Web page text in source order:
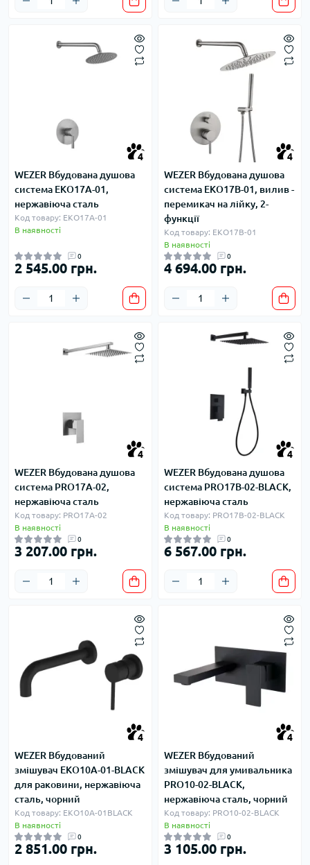
4
WEZER Вбудована душова
система EKO17A-01,
нержавіюча сталь
Код товару: EKO17A-01
В наявності
0
2 545.00 грн.
4
WEZER Вбудована душова
система EKO17В-01, вилив -
перемикач на лійку, 2-
функції
Код товару: EKO17В-01
В наявності
0
4 694.00 грн.
4
WEZER Вбудована душова
система PRO17A-02,
нержавіюча сталь
Код товару: PRO17A-02
В наявності
0
3 207.00 грн.
4
WEZER Вбудована душова
система PRO17B-02-BLACK,
нержавіюча сталь
Код товару: PRO17B-02-BLACK
В наявності
0
6 567.00 грн.
4
WEZER Вбудований
змішувач EKO10A-01-ВLACK
для раковини, нержавіюча
сталь, чорний
Код товару: EKO10A-01ВLACK
В наявності
0
2 851.00 грн.
4
WEZER Вбудований
змішувач для умивальника
PRO10-02-BLACK,
нержавіюча сталь, чорний
Код товару: PRO10-02-BLACK
В наявності
0
3 105.00 грн.